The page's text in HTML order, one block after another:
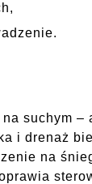
suchym
i drenaż
na